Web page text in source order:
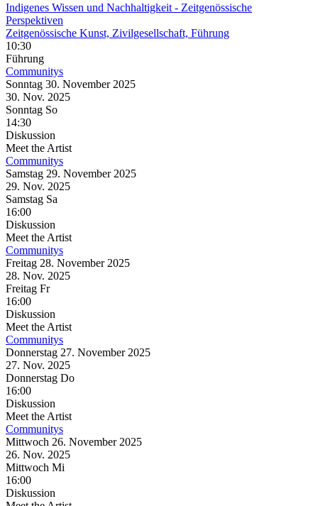
Indigenes Wissen und Nachhaltigkeit - Zeitgenössische
Perspektiven
Zeitgenössische Kunst, Zivilgesellschaft, Führung
10:30
Führung
Communitys
Sonntag 30. November 2025
30. Nov. 2025
Sonntag So
14:30
Diskussion
Meet the Artist
Communitys
Samstag 29. November 2025
29. Nov. 2025
Samstag Sa
16:00
Diskussion
Meet the Artist
Communitys
Freitag 28. November 2025
28. Nov. 2025
Freitag Fr
16:00
Diskussion
Meet the Artist
Communitys
Donnerstag 27. November 2025
27. Nov. 2025
Donnerstag Do
16:00
Diskussion
Meet the Artist
Communitys
Mittwoch 26. November 2025
26. Nov. 2025
Mittwoch Mi
16:00
Diskussion